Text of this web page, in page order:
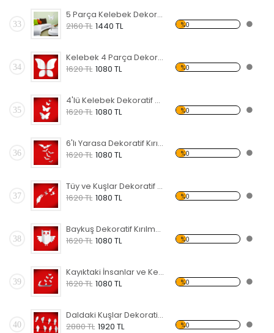
33
5 Parça Kelebek Dekoratif Kırılmaz Ayna
2160 TL 1440 TL %0
34
Kelebek 4 Parça Dekoratif Kırılmaz Ayna
1620 TL 1080 TL %0
35
4'lü Kelebek Dekoratif Kırılmaz Ayna
1620 TL 1080 TL %0
36
6'lı Yarasa Dekoratif Kırılmaz Ayna
1620 TL 1080 TL %0
37
Tüy ve Kuşlar Dekoratif Kırılmaz Ayna
1620 TL 1080 TL %0
38
Baykuş Dekoratif Kırılmaz Ayna
1620 TL 1080 TL %0
39
Kayıktaki İnsanlar ve Kelebekler Dekoratif Kırılmaz Ayna
1620 TL 1080 TL %0
40
Daldaki Kuşlar Dekoratif Kırılmaz Ayna
2880 TL 1920 TL %0